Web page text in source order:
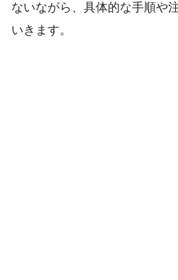
ないながら、具体的な手順や
いきます。